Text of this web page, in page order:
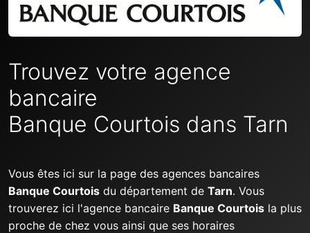
Trouvez votre agence
bancaire
Banque Courtois dans Tarn
Vous êtes ici sur la page des agences bancaires
Banque Courtois du département de Tarn. Vous
trouverez ici l'agence bancaire Banque Courtois la plus
proche de chez vous ainsi que ses horaires